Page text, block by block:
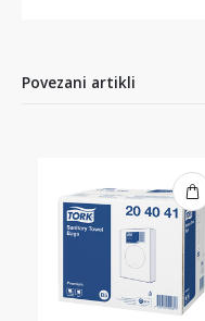
Povezani artikli